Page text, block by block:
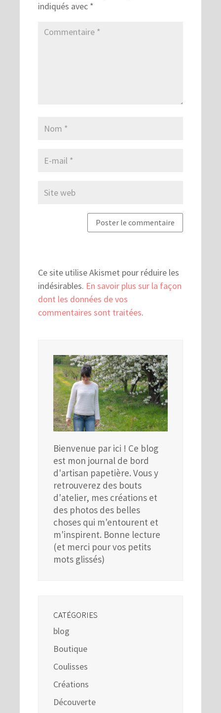
indiqués avec *
Ce site utilise Akismet pour réduire les
indésirables. En savoir plus sur la façon
dont les données de vos
commentaires sont traitées.
Bienvenue par ici ! Ce blog
est mon journal de bord
d'artisan papetière. Vous y
retrouverez des bouts
d'atelier, mes créations et
des photos des belles
choses qui m'entourent et
m'inspirent. Bonne lecture
(et merci pour vos petits
mots glissés)
CATÉGORIES
blog
Boutique
Coulisses
Créations
Découverte